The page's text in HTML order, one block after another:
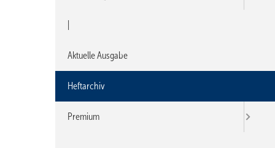
Aktuelle Ausgabe
Heftarchiv
Premium